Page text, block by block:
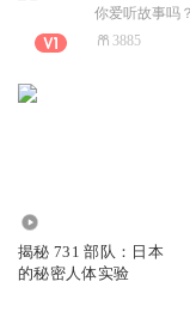
3885
揭秘 731 部队：日本
的秘密人体实验